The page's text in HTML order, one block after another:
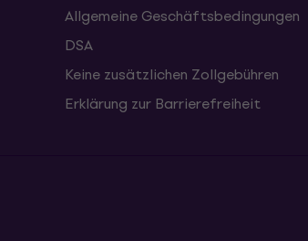
Allgemeine Geschäftsbedingungen
DSA
Keine zusätzlichen Zollgebühren
Erklärung zur Barrierefreiheit